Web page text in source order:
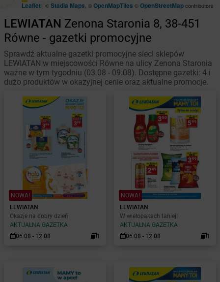
Leaflet | ©Stadia Maps , ©OpenMapTiles ©OpenStreetMapcontributors
LEWIATAN Zenona Staronia 8, 38-451
Równe - gazetki promocyjne
Sprawdź aktualne gazetki promocyjne sieci sklepów
LEWIATAN w miejscowości Równe na ulicy Zenona Staronia
ważne w tym tygodniu (03.08 - 09.08). Dostępne gazetki: 4 i
dużo produktów w okazyjnej cenie oraz aktualne promocje.
NOWA!
LEWIATAN
Okazje na dobry dzień
AKTUALNA GAZETKA
06.08 - 12.08
1
NOWA!
LEWIATAN
W wielopakach taniej!
AKTUALNA GAZETKA
06.08 - 12.08
1